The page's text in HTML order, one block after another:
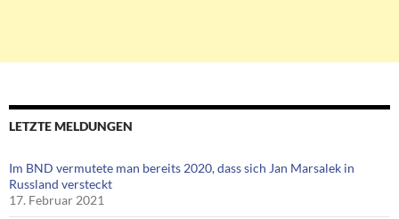
LETZTE MELDUNGEN
Im BND vermutete man bereits 2020, dass sich Jan Marsalek in
Russland versteckt
17. Februar 2021